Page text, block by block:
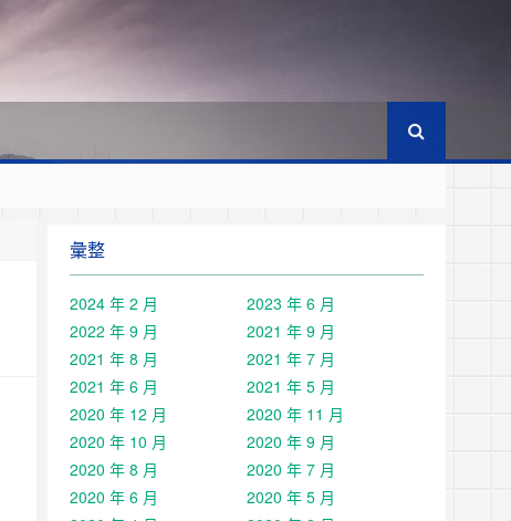
彙整
2024 年 2 月
2023 年 6 月
2022 年 9 月
2021 年 9 月
2021 年 8 月
2021 年 7 月
2021 年 6 月
2021 年 5 月
2020 年 12 月
2020 年 11 月
2020 年 10 月
2020 年 9 月
2020 年 8 月
2020 年 7 月
2020 年 6 月
2020 年 5 月